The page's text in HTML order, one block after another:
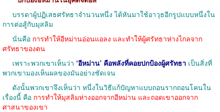
บรรดาผู้ปฏิเสธศรัทธาจำนวนหนึ่ง ได้หันมาใช้อาวุธอีกรูปแบบหนึ่งใน
การต่อสู้กับมุสลิม
นั่นคือ การทำให้อีหม่านอ่อนแอลง และทำให้ผู้ศรัทธาห่างไกลจาก
ศรัทธาของตน
เพราะพวกเขาเห็นว่า ‘อีหม่าน’ คือพลังที่คอยปกป้องผู้ศรัทธา เป็นสิ่งที่
พวกเขามองเห็นผลของมันอย่างชัดเจน
ดังนั้นพวกเขาจึงเห็นว่า หนึ่งในวิธีแก้ปัญหาแบบถอนรากถอนโคนใน
เรื่องนี้ คือ การทำให้มุสลิมห่างออกจากอีหม่าน และถอดเขาออกจาก
ศาสนาของเขา